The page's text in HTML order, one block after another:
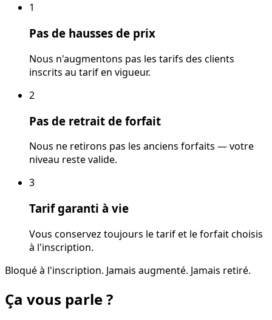
1
Pas de hausses de prix
Nous n'augmentons pas les tarifs des clients
inscrits au tarif en vigueur.
2
Pas de retrait de forfait
Nous ne retirons pas les anciens forfaits — votre
niveau reste valide.
3
Tarif garanti à vie
Vous conservez toujours le tarif et le forfait choisis
à l'inscription.
Bloqué à l'inscription. Jamais augmenté. Jamais retiré.
Ça vous parle ?